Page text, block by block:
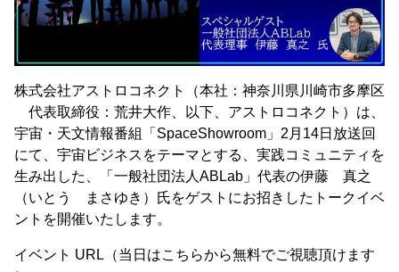
株式会社アストロコネクト（本社：神奈川県川崎市多摩区
代表取締役：荒井大作、以下、アストロコネクト）は、
宇宙・天文情報番組「SpaceShowroom」2月14日放送回
にて、宇宙ビジネスをテーマとする、実践コミュニティを
生み出した、「一般社団法人ABLab」代表の伊藤 真之
（いとう まさゆき）氏をゲストにお招きしたトークイベ
ントを開催いたします。
イベント URL（当日はこちらから無料でご視聴頂けます